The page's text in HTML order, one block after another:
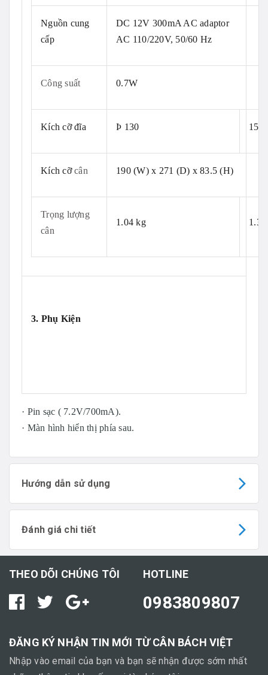
Nguồn cung
cấp
DC 12V 300mA AC adaptor
AC 110/220V, 50/60 Hz
Công suất 0.7W
Kích cỡ đĩa Þ 130 158
Kích cỡcân 190 (W) x 271 (D) x 83.5 (H)
Trọng lượng
cân
1.04 kg
3. Phụ Kiện
· Pin sạc ( 7.2V/700mA).
· Màn hình hiển thị phía sau.
Hướng dẫn sử dụng
Đánh giá chi tiết
THEO DÕI CHÚNG TÔI HOTLINE
0983809807
ĐĂNG KÝ NHẬN TIN MỚI TỪ CÂN BÁCH VIỆT
Nhập vào email của bạn và bạn sẽ nhận được sớm nhất